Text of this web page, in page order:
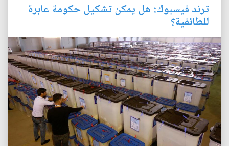
ترند فيسبوك: هل يمكن تشكيل حكومة عابرة
للطائفية؟